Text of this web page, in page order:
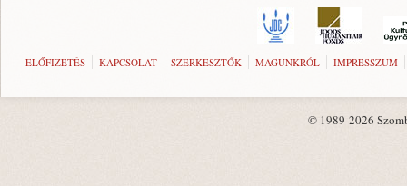
ELŐFIZETÉS KAPCSOLAT SZERKESZTŐK MAGUNKRÓL IMPRESSZUM
© 1989-2026